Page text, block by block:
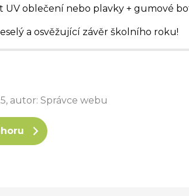
UV oblečení nebo plavky + gumové
a osvěžující závěr školního roku!
autor: Správce webu